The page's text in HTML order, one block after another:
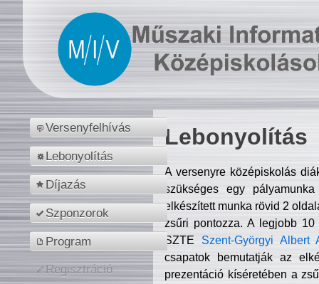
Versenyfelhívás
Lebonyolítás
Díjazás
Szponzorok
Program
Regisztráció
Lebonyolítás
A versenyre középiskolás
szükséges egy
elkészített munka rövid 2
zsűri pontozza. A legjobb
SZTE Szent-Györgyi Albert
csapatok bemutatják az
prezentáció kíséretében a